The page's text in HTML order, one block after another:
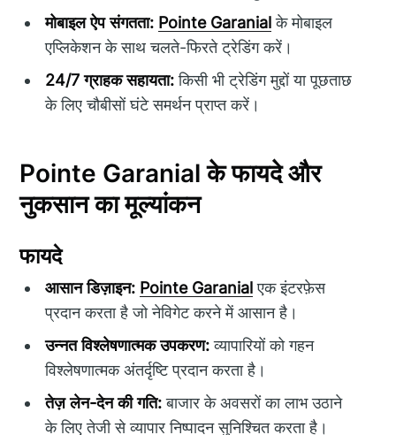
मोबाइल ऐप संगतता: Pointe Garanialके मोबाइल
एप्लिकेशन के साथ चलते-फिरते ट्रेडिंग करें।
24/7 ग्राहक सहायता:किसी भी ट्रेडिंग मुद्दों या पूछताछ
के लिए चौबीसों घंटे समर्थन प्राप्त करें।
Pointe Garanial के फायदे और
नुकसान का मूल्यांकन
फायदे
आसान डिज़ाइन: Pointe Garanialएक इंटरफ़ेस
प्रदान करता है जो नेविगेट करने में आसान है।
उन्नत विश्लेषणात्मक उपकरण:व्यापारियों को गहन
विश्लेषणात्मक अंतर्दृष्टि प्रदान करता है।
तेज़ लेन-देन की गति:बाजार के अवसरों का लाभ उठाने
के लिए तेजी से व्यापार निष्पादन सुनिश्चित करता है।